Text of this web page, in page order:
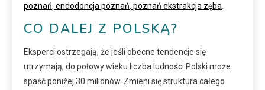
poznań, endodoncja poznań, poznań ekstrakcja zęba
CO DALEJ Z POLSKĄ?
Eksperci ostrzegają, że jeśli obecne tendencje się
utrzymają, do połowy wieku liczba ludności Polski może
spaść poniżej 30 milionów. Zmieni się struktura całego